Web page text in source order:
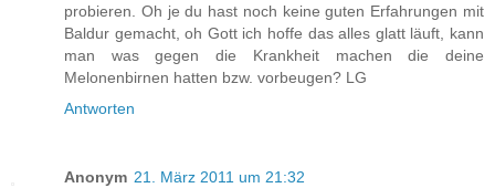
probieren. Oh je du hast noch keine guten Erfahrungen mit
Baldur gemacht, oh Gott ich hoffe das alles glatt läuft, kann
man was gegen die Krankheit machen die deine
Melonenbirnen hatten bzw. vorbeugen? LG
Antworten
Anonym 21. März 2011 um 21:32